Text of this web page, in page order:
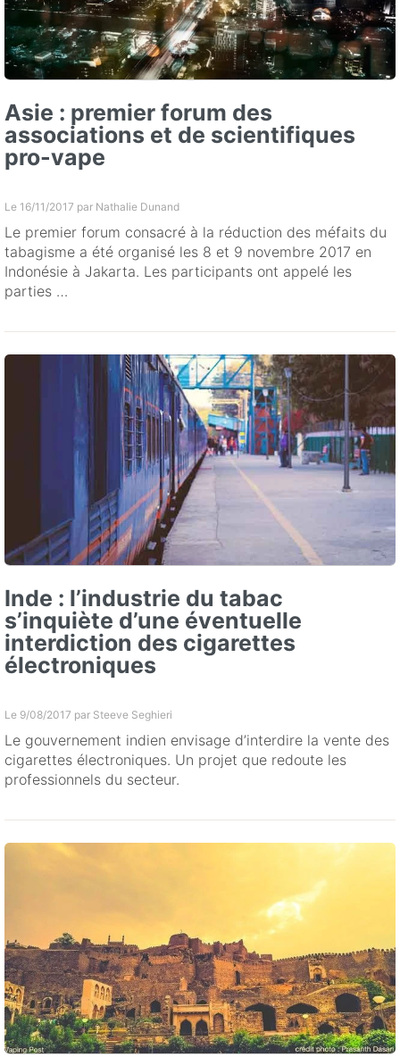
Asie : premier forum des
associations et de scientifiques
pro-vape
Le 16/11/2017 par Nathalie Dunand
Le premier forum consacré à la réduction des méfaits du
tabagisme a été organisé les 8 et 9 novembre 2017 en
Indonésie à Jakarta. Les participants ont appelé les
parties …
Inde : l’industrie du tabac
s’inquiète d’une éventuelle
interdiction des cigarettes
électroniques
Le 9/08/2017 par Steeve Seghieri
Le gouvernement indien envisage d’interdire la vente des
cigarettes électroniques. Un projet que redoute les
professionnels du secteur.